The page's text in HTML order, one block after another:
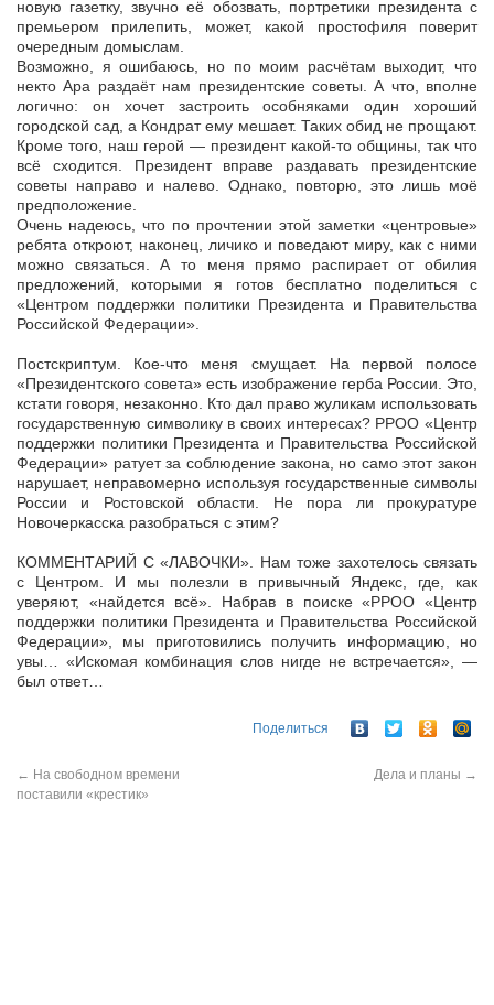
новую газетку, звучно её обозвать, портретики президента с
премьером прилепить, может, какой простофиля поверит
очередным домыслам.
Возможно, я ошибаюсь, но по моим расчётам выходит, что
некто Ара раздаёт нам президентские советы. А что, вполне
логично: он хочет застроить особняками один хороший
городской сад, а Кондрат ему мешает. Таких обид не прощают.
Кроме того, наш герой — президент какой-то общины, так что
всё сходится. Президент вправе раздавать президентские
советы направо и налево. Однако, повторю, это лишь моё
предположение.
Очень надеюсь, что по прочтении этой заметки «центровые»
ребята откроют, наконец, личико и поведают миру, как с ними
можно связаться. А то меня прямо распирает от обилия
предложений, которыми я готов бесплатно поделиться с
«Центром поддержки политики Президента и Правительства
Российской Федерации».
Постскриптум. Кое-что меня смущает. На первой полосе
«Президентского совета» есть изображение герба России. Это,
кстати говоря, незаконно. Кто дал право жуликам использовать
государственную символику в своих интересах? РРОО «Центр
поддержки политики Президента и Правительства Российской
Федерации» ратует за соблюдение закона, но само этот закон
нарушает, неправомерно используя государственные символы
России и Ростовской области. Не пора ли прокуратуре
Новочеркасска разобраться с этим?
КОММЕНТАРИЙ С «ЛАВОЧКИ». Нам тоже захотелось связать
с Центром. И мы полезли в привычный Яндекс, где, как
уверяют, «найдется всё». Набрав в поиске «РРОО «Центр
поддержки политики Президента и Правительства Российской
Федерации», мы приготовились получить информацию, но
увы… «Искомая комбинация слов нигде не встречается», —
был ответ…
Поделиться
← На свободном времени
поставили «крестик»
Дела и планы →